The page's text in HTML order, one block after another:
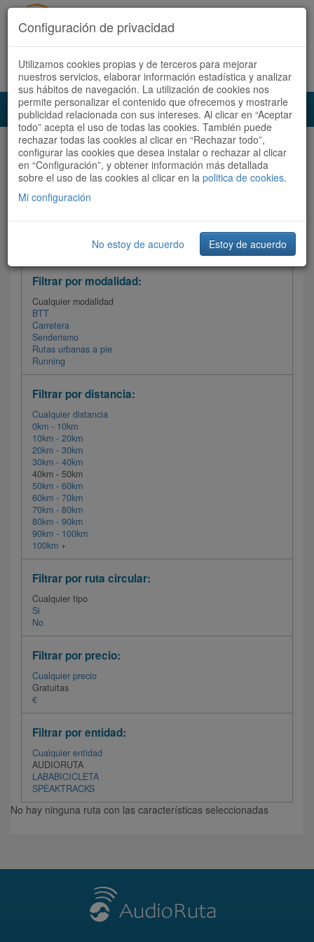
Acceder Registrate ahora Español | Català
Audioruta Todas las rutas
Todas las rutas Ordenar por:Más recientes
Filtrar las rutas
Filtrar por modalidad:
Cualquier modalidad
BTT
Carretera
Senderismo
Rutas urbanas a pie
Running
Filtrar por distancia:
Cualquier distancia
0km - 10km
10km - 20km
20km - 30km
30km - 40km
40km - 50km
50km - 60km
60km - 70km
70km - 80km
80km - 90km
90km - 100km
100km +
Filtrar por ruta circular:
Cualquier tipo
Si
No
Filtrar por precio:
Cualquier precio
Gratuitas
€
Filtrar por entidad:
Cualquier entidad
AUDIORUTA
LABABICICLETA
SPEAKTRACKS
No hay ninguna ruta con las características seleccionadas
Configuración de privacidad
Utilizamos cookies propias y de terceros para mejorar
nuestros servicios, elaborar información estadística y analizar
sus hábitos de navegación. La utilización de cookies nos
permite personalizar el contenido que ofrecemos y mostrarle
publicidad relacionada con sus intereses. Al clicar en “Aceptar
todo” acepta el uso de todas las cookies. También puede
rechazar todas las cookies al clicar en “Rechazar todo”,
configurar las cookies que desea instalar o rechazar al clicar
en “Configuración”, y obtener información más detallada
sobre el uso de las cookies al clicar en la politica de cookies.
Mi configuración
No estoy de acuerdo Estoy de acuerdo